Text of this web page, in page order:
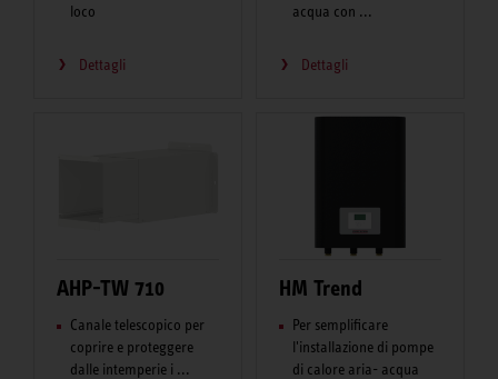
loco
Dettagli
acqua con ...
Dettagli
AHP-TW 710
Canale telescopico per
coprire e proteggere
dalle intemperie i ...
HM Trend
Per semplificare
l'installazione di pompe
di calore aria- acqua